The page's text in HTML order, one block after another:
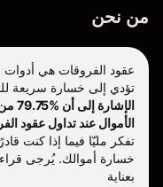
من نحن
عقود الفروقات هي أدوات
تؤدي إلى خسارة سريعة
الأموال عند تداول عقود
تفكر مليّا فيما إذا كنت
خسارة أموالك. يُرجى
بعناية